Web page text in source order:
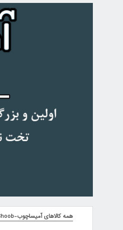
همه کالاهای آمیساچوب-AmisaChoob